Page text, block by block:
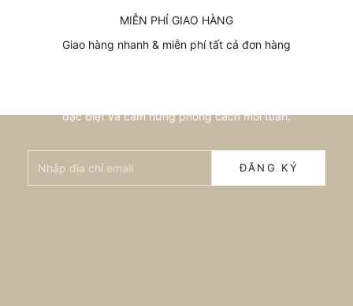
MIỄN PHÍ GIAO HÀNG
Giao hàng nhanh & miễn phí tất cả đơn hàng
Cập nhật từ chúng tôi
đặc biệt và cảm hứng phong cách mỗi tuần.
ĐĂNG KÝ